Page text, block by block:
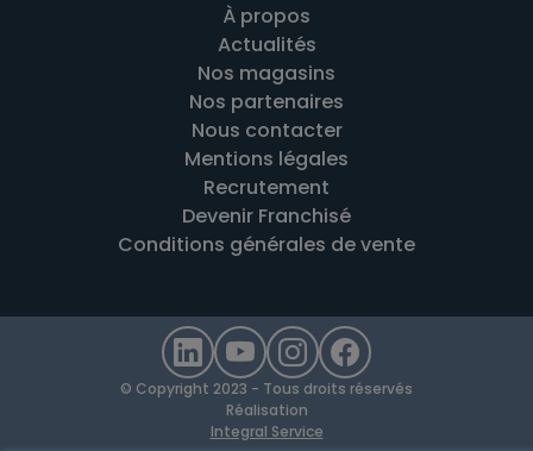
À propos
Actualités
Nos magasins
Nos partenaires
Nous contacter
Mentions légales
Recrutement
Devenir Franchisé
Conditions générales de vente
© Copyright 2023 - Tous droits réservés
Réalisation
Integral Service